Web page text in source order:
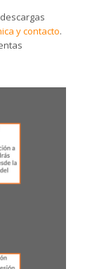
y contacto.